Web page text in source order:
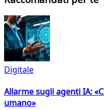
Digitale
Allarme sugli agenti IA:
umano»